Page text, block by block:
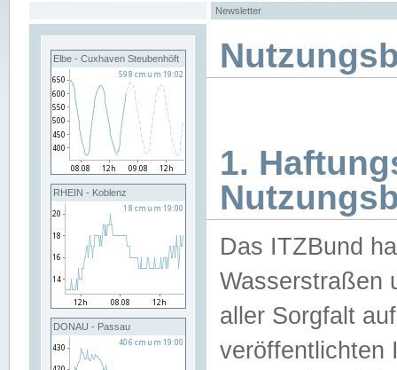
Newsletter
Elbe - Cuxhaven Steubenhöft
RHEIN - Koblenz
DONAU - Passau
1.
Das ITZBund
Wasserstraßen
aller Sorgfalt
veröffentlichten